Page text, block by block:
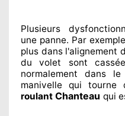
Plusieurs
une panne. Par
plus dans l'alignement
du volet sont
normalement dans le
manivelle qui
roulant Chanteau qui